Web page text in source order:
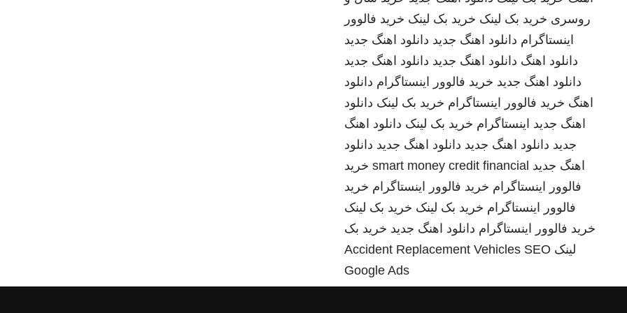
روسری خرید بک لینک خرید بک لینک خرید فالوور
اینستاگرام دانلود اهنگ جدید دانلود اهنگ جدید
دانلود اهنگ دانلود اهنگ جدید دانلود اهنگ جدید
دانلود اهنگ جدید خرید فالوور اینستاگرام دانلود
اهنگ خرید فالوور اینستاگرام خرید بک لینک دانلود
اهنگ جدید اینستاگرام خرید بک لینک دانلود اهنگ
جدید دانلود اهنگ جدید دانلود اهنگ جدید دانلود
اهنگ جدید smart money credit financial خرید
فالوور اینستاگرام خرید فالوور اینستاگرام خرید
فالوور اینستاگرام خرید بک لینک خرید بک لینک
خرید فالوور اینستاگرام دانلود اهنگ جدید خرید بک
لینک
Accident Replacement Vehicles SEO
Google Ads